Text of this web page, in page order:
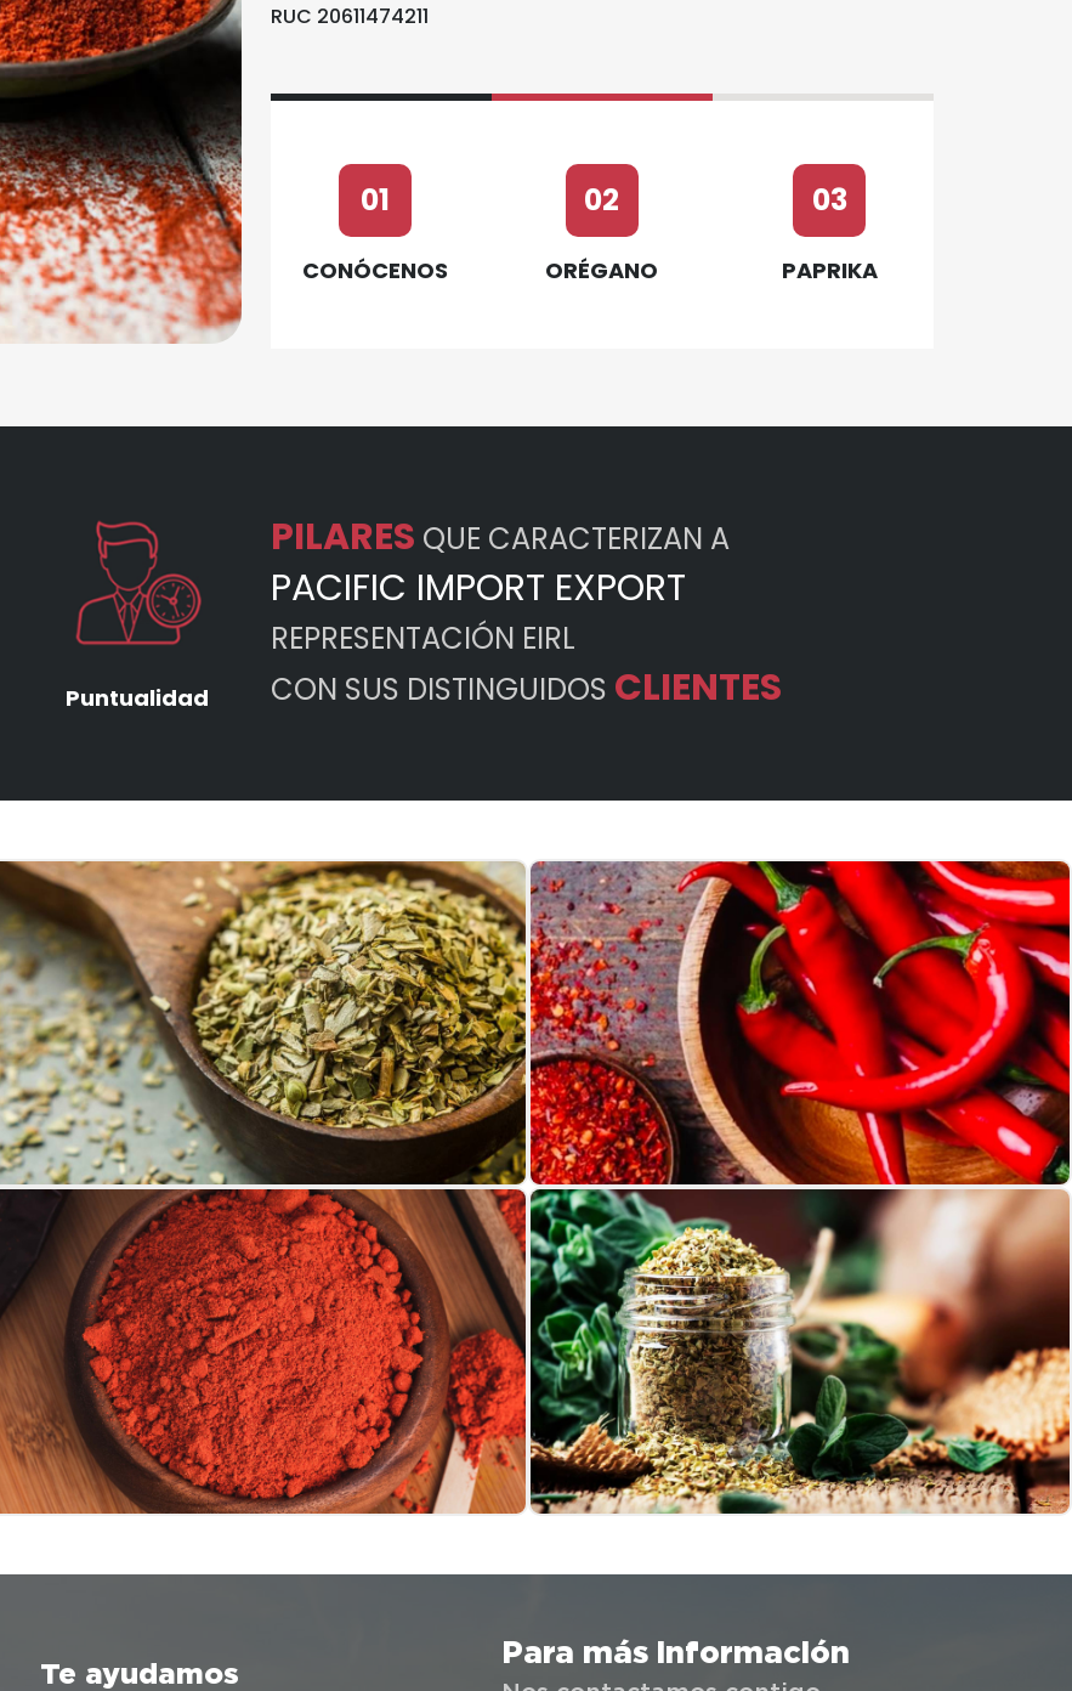
RUC 20611474211
01
CONÓCENOS
02
ORÉGANO
03
PAPRIKA
Puntualidad
PILARES QUE CARACTERIZAN A
PACIFIC IMPORT EXPORT
REPRESENTACIÓN EIRL
CON SUS DISTINGUIDOS CLIENTES
Te ayudamos
Para más información